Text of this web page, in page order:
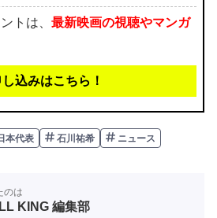
トは、 最新映画の視聴やマンガ
込みはこちら！
本代表 石川祐希 ニュース
のは
KING 編集部